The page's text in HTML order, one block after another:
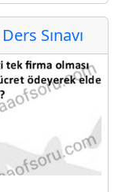
Sınavı